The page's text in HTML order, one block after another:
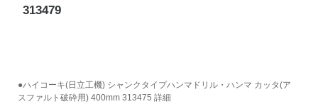
313479
●ハイコーキ(日立工機) シャンクタイプハンマドリル・ハンマ カッタ(ア
スファルト破砕用) 400mm 313475 詳細